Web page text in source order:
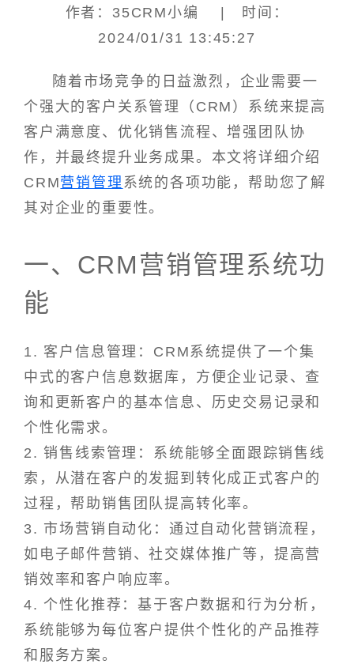
作者：35CRM小编 | 时间：
2024/01/31 13:45:27
随着市场竞争的日益激烈，企业需要一
个强大的客户关系管理（CRM）系统来提高
客户满意度、优化销售流程、增强团队协
作，并最终提升业务成果。本文将详细介绍
CRM营销管理 系统的各项功能，帮助您了解
其对企业的重要性。
一、CRM营销管理系统功
能
1. 客户信息管理：CRM系统提供了一个集
中式的客户信息数据库，方便企业记录、查
询和更新客户的基本信息、历史交易记录和
个性化需求。
2. 销售线索管理：系统能够全面跟踪销售线
索，从潜在客户的发掘到转化成正式客户的
过程，帮助销售团队提高转化率。
3. 市场营销自动化：通过自动化营销流程，
如电子邮件营销、社交媒体推广等，提高营
销效率和客户响应率。
4. 个性化推荐：基于客户数据和行为分析，
系统能够为每位客户提供个性化的产品推荐
和服务方案。